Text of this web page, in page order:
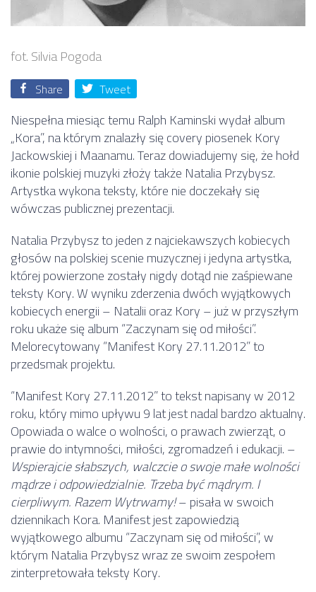
fot. Silvia Pogoda
Share Tweet
Niespełna miesiąc temu Ralph Kaminski wydał album
„Kora”, na którym znalazły się covery piosenek Kory
Jackowskiej i Maanamu. Teraz dowiadujemy się, że hołd
ikonie polskiej muzyki złoży także Natalia Przybysz.
Artystka wykona teksty, które nie doczekały się
wówczas publicznej prezentacji.
Natalia Przybysz to jeden z najciekawszych kobiecych
głosów na polskiej scenie muzycznej i jedyna artystka,
której powierzone zostały nigdy dotąd nie zaśpiewane
teksty Kory. W wyniku zderzenia dwóch wyjątkowych
kobiecych energii – Natalii oraz Kory – już w przyszłym
roku ukaże się album “Zaczynam się od miłości”.
Melorecytowany “Manifest Kory 27.11.2012” to
przedsmak projektu.
“Manifest Kory 27.11.2012” to tekst napisany w 2012
roku, który mimo upływu 9 lat jest nadal bardzo aktualny.
Opowiada o walce o wolności, o prawach zwierząt, o
prawie do intymności, miłości, zgromadzeń i edukacji. –
Wspierajcie słabszych, walczcie o swoje małe wolności
mądrze i odpowiedzialnie. Trzeba być mądrym. I
cierpliwym. Razem Wytrwamy!– pisała w swoich
dziennikach Kora. Manifest jest zapowiedzią
wyjątkowego albumu “Zaczynam się od miłości”, w
którym Natalia Przybysz wraz ze swoim zespołem
zinterpretowała teksty Kory.